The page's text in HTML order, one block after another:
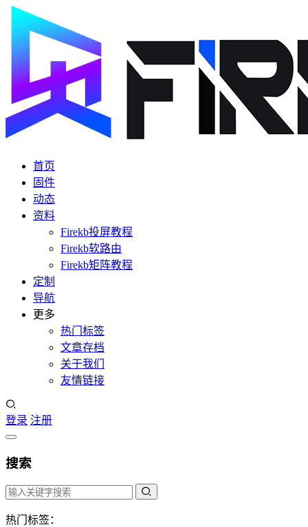
首页
固件
动态
资料
Firekb投屏教程
Firekb软路由
Firekb矩阵教程
定制
导航
更多
热门标签
文章存档
关于我们
友情链接
登录 注册
搜索
热门标签：